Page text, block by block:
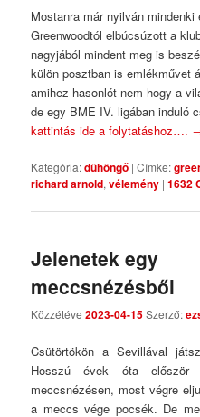
Mostanra már nyilván
Greenwoodtól elbúcsúzott a
nagyjából mindent meg is
külön posztban is emlékművet
amihez hasonlót nem hogy a
de egy BME IV. ligában induló
kattintás ide a folytatáshoz….
Kategória:dühöngő |Címke:
richard arnold,vélemény |1632
Jelenetek egy
meccsnézésből
Közzétéve2023-04-15Szerző:
Csütörtökön a Sevillával
Hosszú évek óta először
meccsnézésen, most végre
a meccs vége pocsék. De